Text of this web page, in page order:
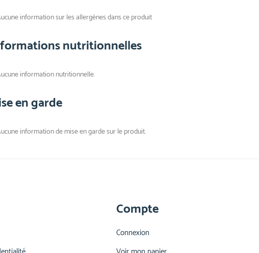
information sur les allergènes dans ce produit
nutritionnelles
information nutritionnelle.
en garde
information de mise en garde sur le produit.
Compte
Connexion